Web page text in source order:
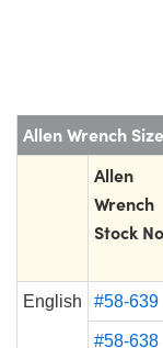
Allen Wrench
Allen
Wrench
Stock
English #58-639
#58-638